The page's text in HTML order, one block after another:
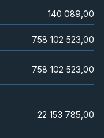
140 089,00
758 102 523,00
758 102 523,00
22 153 785,00